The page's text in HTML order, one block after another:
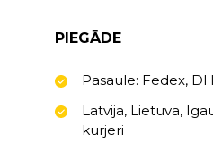
PIEGĀDE
Pasaule: Fedex,
Latvija, Lietuva,
kurjeri